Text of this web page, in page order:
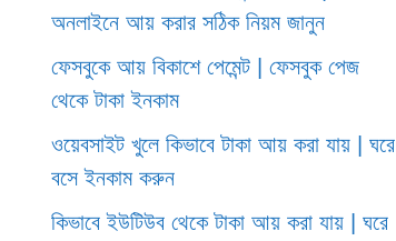
অনলাইনে আয় করার সঠিক নিয়ম জানুন
ফেসবুকে আয় বিকাশে পেমেন্ট | ফেসবুক পেজ
থেকে টাকা ইনকাম
ওয়েবসাইট খুলে কিভাবে টাকা আয় করা যায় | ঘরে
বসে ইনকাম করুন
কিভাবে ইউটিউব থেকে টাকা আয় করা যায় | ঘরে